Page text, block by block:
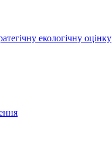
екологічну оцінку